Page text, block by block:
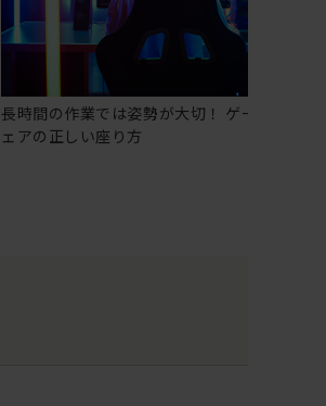
長時間の作業では姿勢が大切！ ゲーミングチ
ェアの正しい座り方